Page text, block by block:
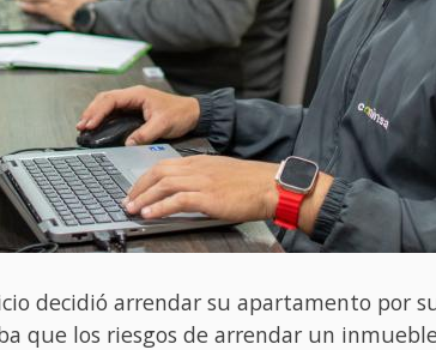
decidió arrendar su apartamento por
que los riesgos de arrendar un